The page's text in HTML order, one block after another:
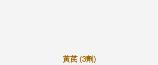
黃芪 (3劑)